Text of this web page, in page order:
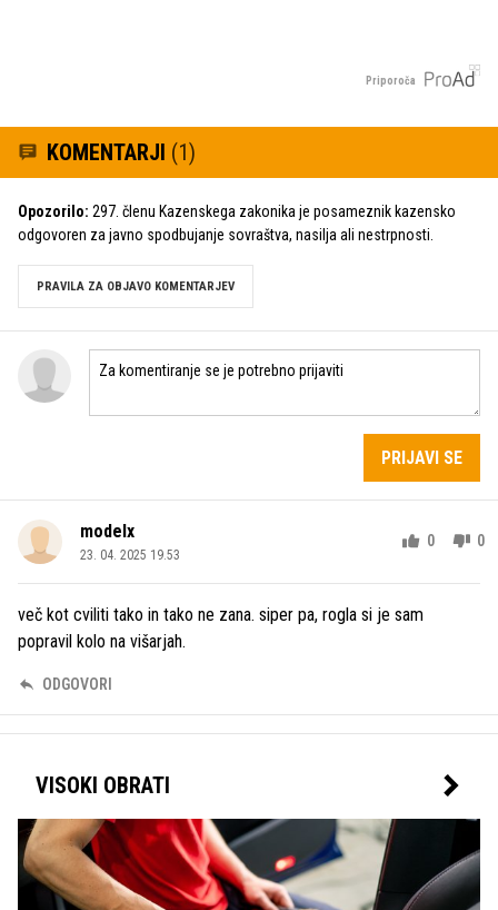
Priporoča
KOMENTARJI (1)
Opozorilo: 297. členu Kazenskega zakonika je posameznik kazensko
odgovoren za javno spodbujanje sovraštva, nasilja ali nestrpnosti.
PRAVILA ZA OBJAVO KOMENTARJEV
PRIJAVI SE
modelx
23. 04. 2025 19.53
0 0
več kot cviliti tako in tako ne zana. siper pa, rogla si je sam
popravil kolo na višarjah.
ODGOVORI
VISOKI OBRATI